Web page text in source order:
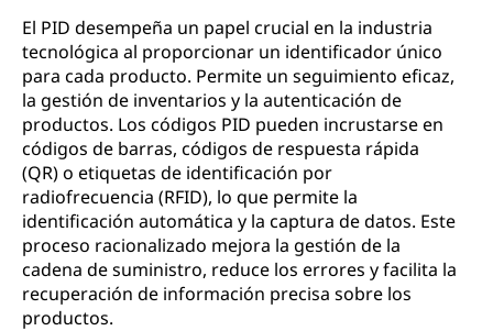
El PID desempeña un papel crucial en la industria
tecnológica al proporcionar un identificador único
para cada producto. Permite un seguimiento eficaz,
la gestión de inventarios y la autenticación de
productos. Los códigos PID pueden incrustarse en
códigos de barras, códigos de respuesta rápida
(QR) o etiquetas de identificación por
radiofrecuencia (RFID), lo que permite la
identificación automática y la captura de datos. Este
proceso racionalizado mejora la gestión de la
cadena de suministro, reduce los errores y facilita la
recuperación de información precisa sobre los
productos.